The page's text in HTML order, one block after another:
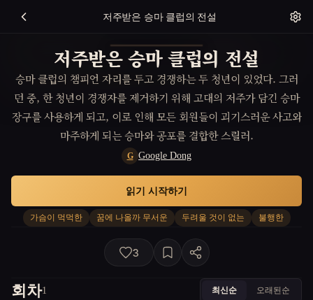
저주받은 승마 클럽의 전설
저주받은 승마 클럽의 전설
승마 클럽의 챔피언 자리를 두고 경쟁하는 두 청년이 있었다. 그러
던 중, 한 청년이 경쟁자를 제거하기 위해 고대의 저주가 담긴 승마
장구를 사용하게 되고, 이로 인해 모든 회원들이 괴기스러운 사고와
마주하게 되는 승마와 공포를 결합한 스릴러.
G Google Dong
가슴이 먹먹한 꿈에 나올까 무서운 두려울 것이 없는 불행한
읽기 시작하기
3
회차1 최신순 오래된순